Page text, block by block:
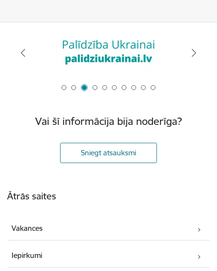
Vai šī informācija bija noderīga?
Sniegt atsauksmi
Ātrās saites
Vakances
Iepirkumi